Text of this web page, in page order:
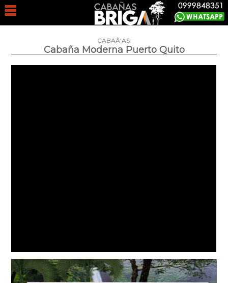
CABAÃ‘AS:
Cabaña Moderna Puerto Quito